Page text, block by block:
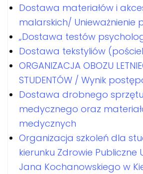
Dostawa materiałów i
malarskich/ Unieważnienie
„Dostawa testów
Dostawa tekstyliów
ORGANIZACJA OBOZU
STUDENTÓW / Wynik
Dostawa drobnego sprzętu
medycznego oraz
medycznych
Organizacja szkoleń dla
kierunku Zdrowie Publiczne
Jana Kochanowskiego w